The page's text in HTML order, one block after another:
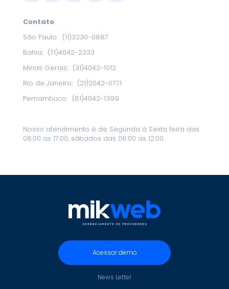
Contato
São Paulo: (11)3230-0887
Bahia: (71)4042-2333
Minas Gerais: (31)4042-1012
Rio de Janeiro: (21)2042-0771
Pernambuco: (81)4042-1399
Nosso atendimento é de Segunda à Sexta feira das
08:00 as 17:00, sábados das 08:00 as 12:00.
Acessar demo
News Letter